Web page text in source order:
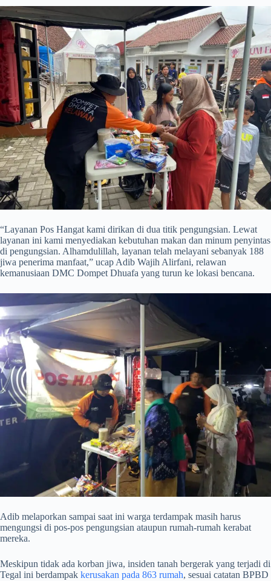
“Layanan Pos Hangat kami dirikan di dua titik pengungsian. Lewat
layanan ini kami menyediakan kebutuhan makan dan minum penyintas
di pengungsian. Alhamdulillah, layanan telah melayani sebanyak 188
jiwa penerima manfaat,” ucap Adib Wajih Alirfani, relawan
kemanusiaan DMC Dompet Dhuafa yang turun ke lokasi bencana.
Adib melaporkan sampai saat ini warga terdampak masih harus
mengungsi di pos-pos pengungsian ataupun rumah-rumah kerabat
mereka.
Meskipun tidak ada korban jiwa, insiden tanah bergerak yang terjadi di
Tegal ini berdampak kerusakan pada 863 rumah, sesuai catatan BPBD